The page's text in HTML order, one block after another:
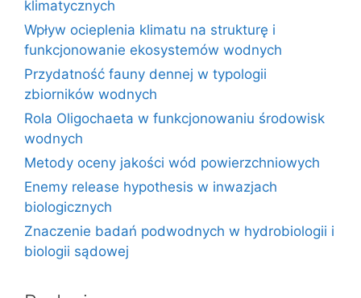
klimatycznych
Wpływ ocieplenia klimatu na strukturę i
funkcjonowanie ekosystemów wodnych
Przydatność fauny dennej w typologii
zbiorników wodnych
Rola Oligochaeta w funkcjonowaniu środowisk
wodnych
Metody oceny jakości wód powierzchniowych
Enemy release hypothesis w inwazjach
biologicznych
Znaczenie badań podwodnych w hydrobiologii i
biologii sądowej